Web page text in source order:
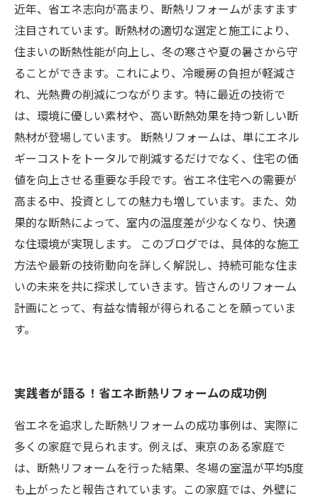
近年、省エネ志向が高まり、断熱リフォームがますます
注目されています。断熱材の適切な選定と施工により、
住まいの断熱性能が向上し、冬の寒さや夏の暑さから守
ることができます。これにより、冷暖房の負担が軽減さ
れ、光熱費の削減につながります。特に最近の技術で
は、環境に優しい素材や、高い断熱効果を持つ新しい断
熱材が登場しています。 断熱リフォームは、単にエネル
ギーコストをトータルで削減するだけでなく、住宅の価
値を向上させる重要な手段です。省エネ住宅への需要が
高まる中、投資としての魅力も増しています。また、効
果的な断熱によって、室内の温度差が少なくなり、快適
な住環境が実現します。 このブログでは、具体的な施工
方法や最新の技術動向を詳しく解説し、持続可能な住ま
いの未来を共に探求していきます。皆さんのリフォーム
計画にとって、有益な情報が得られることを願っていま
す。
実践者が語る！省エネ断熱リフォームの成功例
省エネを追求した断熱リフォームの成功事例は、実際に
多くの家庭で見られます。例えば、東京のある家庭で
は、断熱リフォームを行った結果、冬場の室温が平均5度
も上がったと報告されています。この家庭では、外壁に